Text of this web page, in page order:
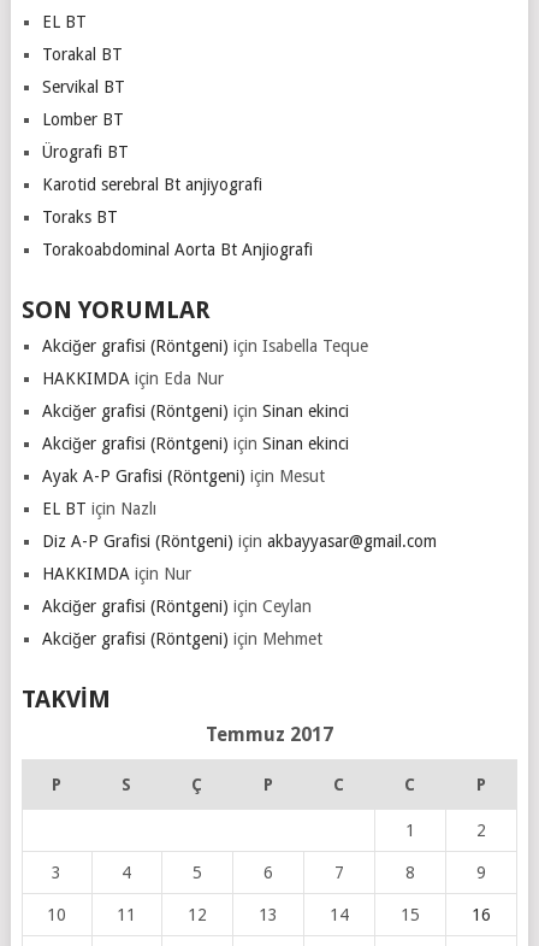
EL BT
Torakal BT
Servikal BT
Lomber BT
Ürografi BT
Karotid serebral Bt anjiyografi
Toraks BT
Torakoabdominal Aorta Bt Anjiografi
SON YORUMLAR
Akciğer grafisi (Röntgeni) için Isabella Teque
HAKKIMDA için Eda Nur
Akciğer grafisi (Röntgeni) için Sinan ekinci
Akciğer grafisi (Röntgeni) için Sinan ekinci
Ayak A-P Grafisi (Röntgeni) için Mesut
EL BT için Nazlı
Diz A-P Grafisi (Röntgeni) için akbayyasar@gmail.com
HAKKIMDA için Nur
Akciğer grafisi (Röntgeni) için Ceylan
Akciğer grafisi (Röntgeni) için Mehmet
TAKVIM
Temmuz 2017
P S Ç P C C P
1 2
3 4 5 6 7 8 9
10 11 12 13 14 15 16